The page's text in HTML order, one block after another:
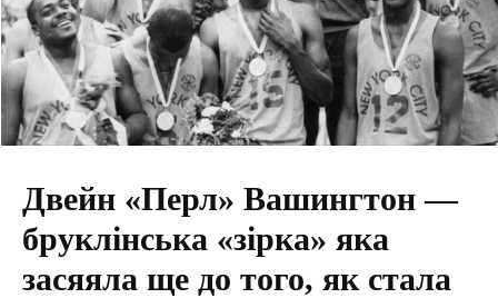
Двейн «Перл» Вашингтон —
бруклінська «зірка» яка
засяяла ще до того, як стала